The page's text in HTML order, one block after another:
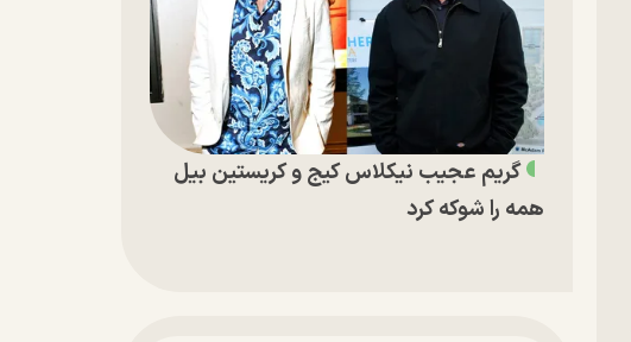
گریم عجیب نیکلاس کیج و کریستین بیل
همه را شوکه کرد